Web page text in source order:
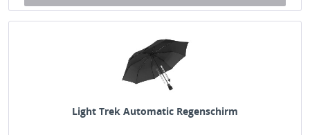
Light Trek Automatic Regenschirm